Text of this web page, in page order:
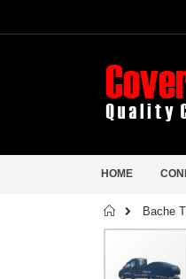
HOME
Accueil
Bache
Passer